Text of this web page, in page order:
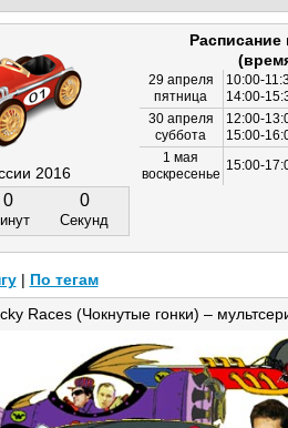
Races (Чокнутые гонки) –
2016
0 0
Секунд
29 апреля
пятница
10:00-
14:00-
30 апреля
суббота
12:00-
15:00-
1 мая
воскресенье
15:00-
| По тегам